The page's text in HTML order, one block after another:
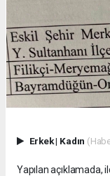
Erkek| Kadın
Yapılan açıklamada,